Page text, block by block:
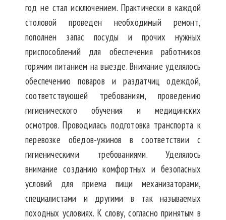
год не стал исключением. Практически в каждой
столовой проведен необходимый ремонт,
пополнен запас посуды и прочих нужных
приспособлений для обеспечения работников
горячим питанием на выезде. Внимание уделялось
обеспечению поваров и раздатчиц одеждой,
соответствующей требованиям, проведению
гигиенического обучения и медицинских
осмотров. Проводилась подготовка транспорта к
перевозке обедов-ужинов в соответствии с
гигиеническими требованиями. Уделялось
внимание созданию комфортных и безопасных
условий для приема пищи механизаторами,
специалистами и другими в так называемых
походных условиях. К слову, согласно принятым в